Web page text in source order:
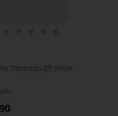
Tratorado Off White